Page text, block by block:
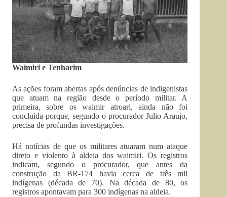
Waimiri e Tenharim
As ações foram abertas após denúncias de indigenistas
que atuam na região desde o período militar. A
primeira, sobre os waimir atroari, ainda não foi
concluída porque, segundo o procurador Julio Araujo,
precisa de profundas investigações.
Há notícias de que os militares atuaram num ataque
direto e violento à aldeia dos waimiri. Os registros
indicam, segundo o procurador, que antes da
construção da BR-174 havia cerca de três mil
indígenas (década de 70). Na década de 80, os
registros apontavam para 300 indígenas na aldeia.